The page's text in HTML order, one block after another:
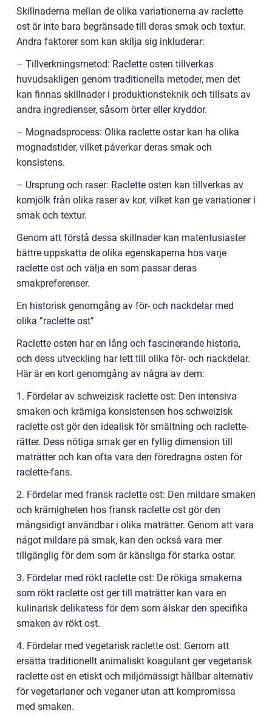
Skillnaderna mellan de olika variationerna av raclette
ost är inte bara begränsade till deras smak och textur.
Andra faktorer som kan skilja sig inkluderar:
– Tillverkningsmetod: Raclette osten tillverkas
huvudsakligen genom traditionella metoder, men det
kan finnas skillnader i produktionsteknik och tillsats av
andra ingredienser, såsom örter eller kryddor.
– Mognadsprocess: Olika raclette ostar kan ha olika
mognadstider, vilket påverkar deras smak och
konsistens.
– Ursprung och raser: Raclette osten kan tillverkas av
komjölk från olika raser av kor, vilket kan ge variationer i
smak och textur.
Genom att förstå dessa skillnader kan matentusiaster
bättre uppskatta de olika egenskaperna hos varje
raclette ost och välja en som passar deras
smakpreferenser.
En historisk genomgång av för- och nackdelar med
olika ”raclette ost”
Raclette osten har en lång och fascinerande historia,
och dess utveckling har lett till olika för- och nackdelar.
Här är en kort genomgång av några av dem:
1. Fördelar av schweizisk raclette ost: Den intensiva
smaken och krämiga konsistensen hos schweizisk
raclette ost gör den idealisk för smältning och raclette-
rätter. Dess nötiga smak ger en fyllig dimension till
maträtter och kan ofta vara den föredragna osten för
raclette-fans.
2. Fördelar med fransk raclette ost: Den mildare smaken
och krämigheten hos fransk raclette ost gör den
mångsidigt användbar i olika maträtter. Genom att vara
något mildare på smak, kan den också vara mer
tillgänglig för dem som är känsliga för starka ostar.
3. Fördelar med rökt raclette ost: De rökiga smakerna
som rökt raclette ost ger till maträtter kan vara en
kulinarisk delikatess för dem som älskar den specifika
smaken av rökt ost.
4. Fördelar med vegetarisk raclette ost: Genom att
ersätta traditionellt animaliskt koagulant ger vegetarisk
raclette ost en etiskt och miljömässigt hållbar alternativ
för vegetarianer och veganer utan att kompromissa
med smaken.